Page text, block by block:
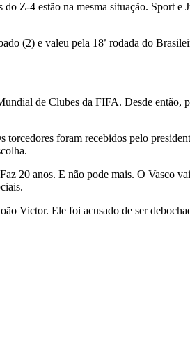
Z-4 estão na mesma situação. Sport
(2) e valeu pela 18ª rodada do
de Clubes da FIFA. Desde
foram recebidos pelo
20 anos. E não pode mais. O Vasco
Victor. Ele foi acusado de ser